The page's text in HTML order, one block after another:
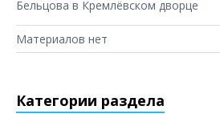
Бельцова в Кремлёвском дворце
Материалов нет
Категории раздела